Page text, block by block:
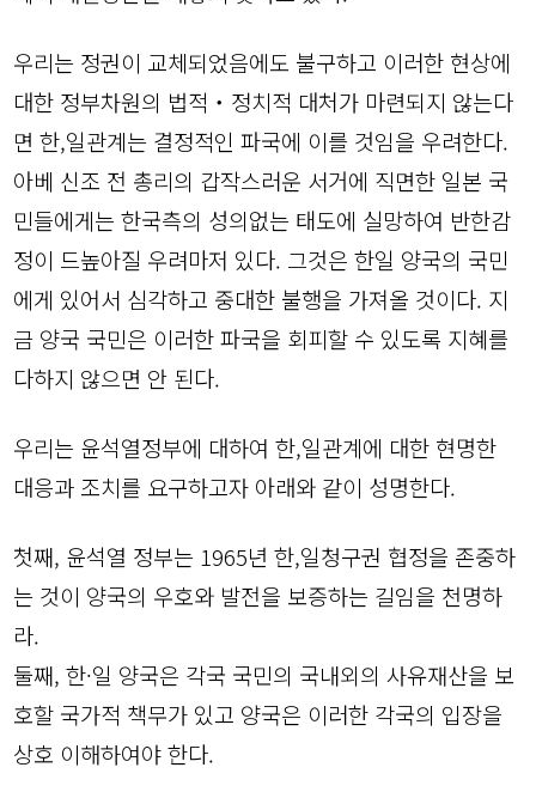
우리는 정권이 교체되었음에도 불구하고 이러한 현상에
대한 정부차원의 법적・정치적 대처가 마련되지 않는다
면 한,일관계는 결정적인 파국에 이를 것임을 우려한다.
아베 신조 전 총리의 갑작스러운 서거에 직면한 일본 국
민들에게는 한국측의 성의없는 태도에 실망하여 반한감
정이 드높아질 우려마저 있다. 그것은 한일 양국의 국민
에게 있어서 심각하고 중대한 불행을 가져올 것이다. 지
금 양국 국민은 이러한 파국을 회피할 수 있도록 지혜를
다하지 않으면 안 된다.
우리는 윤석열정부에 대하여 한,일관계에 대한 현명한
대응과 조치를 요구하고자 아래와 같이 성명한다.
첫째, 윤석열 정부는 1965년 한,일청구권 협정을 존중하
는 것이 양국의 우호와 발전을 보증하는 길임을 천명하
라.
둘째, 한·일 양국은 각국 국민의 국내외의 사유재산을 보
호할 국가적 책무가 있고 양국은 이러한 각국의 입장을
상호 이해하여야 한다.